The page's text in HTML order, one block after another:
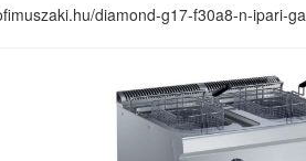
diamond-g17-f30a8-n-ipari-